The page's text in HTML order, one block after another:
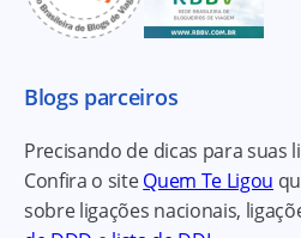
Blogs parceiros
Precisando de dicas para suas
Confira o siteQuem Te Ligou
sobre ligações nacionais,